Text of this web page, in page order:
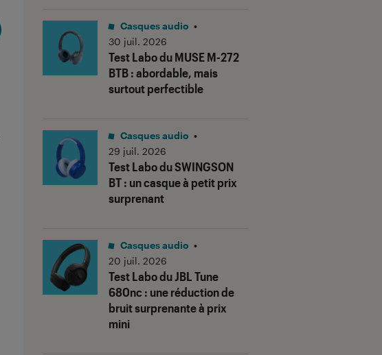
Test Labo du MUSE M-272
BTB : abordable, mais
surtout perfectible
Casques audio •
30 juil. 2026
Test Labo du SWINGSON
BT : un casque à petit prix
surprenant
Casques audio •
29 juil. 2026
Test Labo du JBL Tune
680nc : une réduction de
bruit surprenante à prix
mini
Casques audio •
20 juil. 2026